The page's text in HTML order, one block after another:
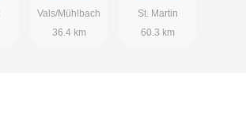
Vals/Mühlbach
36.4 km
St. Martin
60.3 km